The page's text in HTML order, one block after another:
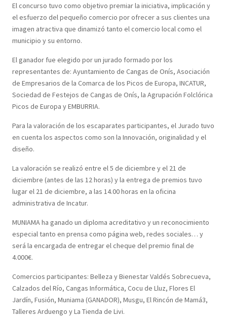
El concurso tuvo como objetivo premiar la iniciativa, implicación y
el esfuerzo del pequeño comercio por ofrecer a sus clientes una
imagen atractiva que dinamizó tanto el comercio local como el
municipio y su entorno.
El ganador fue elegido por un jurado formado por los
representantes de: Ayuntamiento de Cangas de Onís, Asociación
de Empresarios de la Comarca de los Picos de Europa, INCATUR,
Sociedad de Festejos de Cangas de Onís, la Agrupación Folclórica
Picos de Europa y EMBURRIA.
Para la valoración de los escaparates participantes, el Jurado tuvo
en cuenta los aspectos como son la Innovación, originalidad y el
diseño.
La valoración se realizó entre el 5 de diciembre y el 21 de
diciembre (antes de las 12 horas) y la entrega de premios tuvo
lugar el 21 de diciembre, a las 14.00 horas en la oficina
administrativa de Incatur.
MUNIAMA ha ganado un diploma acreditativo y un reconocimiento
especial tanto en prensa como página web, redes sociales… y
será la encargada de entregar el cheque del premio final de
4.000€.
Comercios participantes: Belleza y Bienestar Valdés Sobrecueva,
Calzados del Río, Cangas Informática, Cocu de Lluz, Flores El
Jardín, Fusión, Muniama (GANADOR), Musgu, El Rincón de Mamá3,
Talleres Arduengo y La Tienda de Livi.